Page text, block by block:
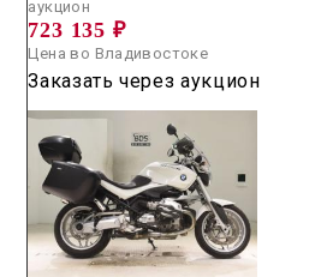
аукцион
723 135 ₽
Цена во Владивостоке
Заказать через аукцион